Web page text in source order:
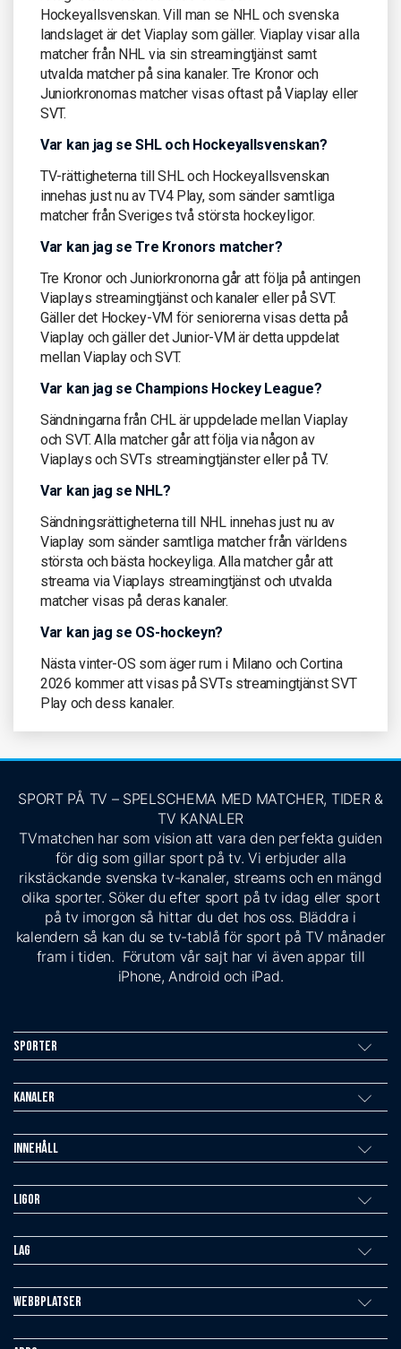
Hockeyallsvenskan. Vill man se NHL och svenska
landslaget är det Viaplay som gäller. Viaplay visar alla
matcher från NHL via sin streamingtjänst samt
utvalda matcher på sina kanaler. Tre Kronor och
Juniorkronornas matcher visas oftast på Viaplay eller
SVT.
Var kan jag se SHL och Hockeyallsvenskan?
TV-rättigheterna till SHL och Hockeyallsvenskan
innehas just nu av TV4 Play, som sänder samtliga
matcher från Sveriges två största hockeyligor.
Var kan jag se Tre Kronors matcher?
Tre Kronor och Juniorkronorna går att följa på antingen
Viaplays streamingtjänst och kanaler eller på SVT.
Gäller det Hockey-VM för seniorerna visas detta på
Viaplay och gäller det Junior-VM är detta uppdelat
mellan Viaplay och SVT.
Var kan jag se Champions Hockey League?
Sändningarna från CHL är uppdelade mellan Viaplay
och SVT. Alla matcher går att följa via någon av
Viaplays och SVTs streamingtjänster eller på TV.
Var kan jag se NHL?
Sändningsrättigheterna till NHL innehas just nu av
Viaplay som sänder samtliga matcher från världens
största och bästa hockeyliga. Alla matcher går att
streama via Viaplays streamingtjänst och utvalda
matcher visas på deras kanaler.
Var kan jag se OS-hockeyn?
Nästa vinter-OS som äger rum i Milano och Cortina
2026 kommer att visas på SVTs streamingtjänst SVT
Play och dess kanaler.
SPORT PÅ TV – SPELSCHEMA MED MATCHER, TIDER &
TV KANALER
TVmatchen har som vision att vara den perfekta guiden
för dig som gillar sport på tv. Vi erbjuder alla
rikstäckande svenska tv-kanaler, streams och en mängd
olika sporter. Söker du efter sport på tv idag eller sport
på tv imorgon så hittar du det hos oss. Bläddra i
kalendern så kan du se tv-tablå för sport på TV månader
fram i tiden. Förutom vår sajt har vi även appar till
iPhone, Android och iPad.
Sporter
Kanaler
Innehåll
Ligor
Lag
Webbplatser